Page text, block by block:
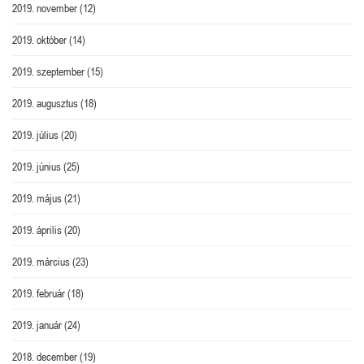
2019. november(12)
2019. október(14)
2019. szeptember(15)
2019. augusztus(18)
2019. július(20)
2019. június(25)
2019. május(21)
2019. április(20)
2019. március(23)
2019. február(18)
2019. január(24)
2018. december(19)